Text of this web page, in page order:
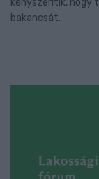
kényszerítik, hogy
bakancsát.